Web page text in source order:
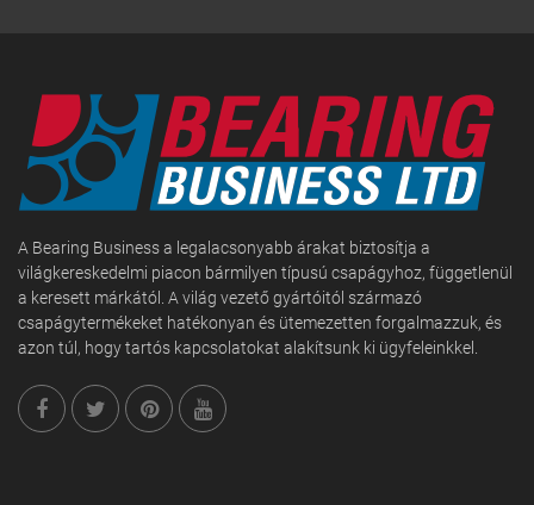
A Bearing Business a legalacsonyabb árakat biztosítja a
világkereskedelmi piacon bármilyen típusú csapágyhoz, függetlenül
a keresett márkától. A világ vezető gyártóitól származó
csapágytermékeket hatékonyan és ütemezetten forgalmazzuk, és
azon túl, hogy tartós kapcsolatokat alakítsunk ki ügyfeleinkkel.